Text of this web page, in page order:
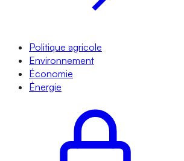
Politique agricole
Environnement
Économie
Énergie